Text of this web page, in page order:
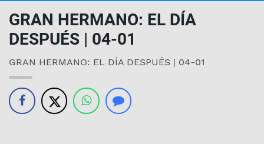
GRAN HERMANO: EL DÍA
DESPUÉS | 04-01
GRAN HERMANO: EL DÍA DESPUÉS | 04-01